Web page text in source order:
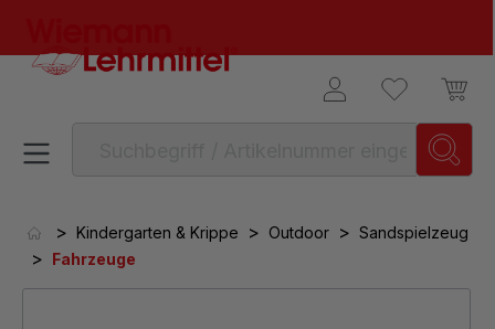
> Kindergarten & Krippe > Outdoor > Sandspielzeug
> Fahrzeuge